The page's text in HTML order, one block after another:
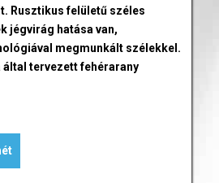
Rusztikus felületű széles
jégvirág hatása van,
megmunkált szélekkel.
által tervezett fehérarany